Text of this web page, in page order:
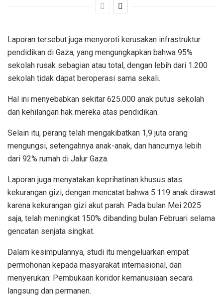
Laporan tersebut juga menyoroti kerusakan infrastruktur
pendidikan di Gaza, yang mengungkapkan bahwa 95%
sekolah rusak sebagian atau total, dengan lebih dari 1.200
sekolah tidak dapat beroperasi sama sekali.
Hal ini menyebabkan sekitar 625.000 anak putus sekolah
dan kehilangan hak mereka atas pendidikan.
Selain itu, perang telah mengakibatkan 1,9 juta orang
mengungsi, setengahnya anak-anak, dan hancurnya lebih
dari 92% rumah di Jalur Gaza.
Laporan juga menyatakan keprihatinan khusus atas
kekurangan gizi, dengan mencatat bahwa 5.119 anak dirawat
karena kekurangan gizi akut parah. Pada bulan Mei 2025
saja, telah meningkat 150% dibanding bulan Februari selama
gencatan senjata singkat.
Dalam kesimpulannya, studi itu mengeluarkan empat
permohonan kepada masyarakat internasional, dan
menyerukan: Pembukaan koridor kemanusiaan secara
langsung dan permanen.